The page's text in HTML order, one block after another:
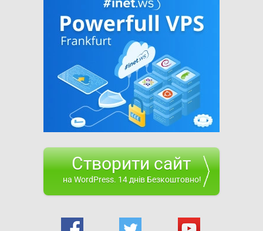
Створити сайт
на WordPress. 14 днів Безкоштовно!